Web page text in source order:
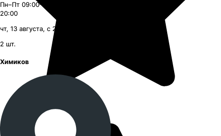
Пн–Пт 09:00–21:00, Сб–Вс 09:00–
20:00
чт, 13 августа, с 20:00
2 шт.
Химиков